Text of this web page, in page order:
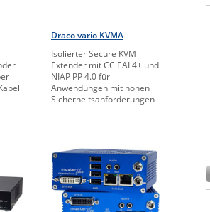
Draco vario KVMA
Isolierter Secure KVM
Extender mit CC EAL4+ und
NIAP PP 4.0 für
Anwendungen mit hohen
Sicherheitsanforderungen